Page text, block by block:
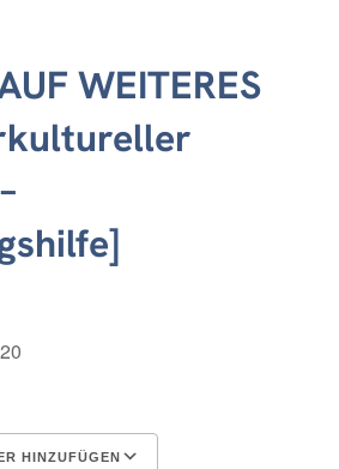
WEITERES
HINZUFÜGEN